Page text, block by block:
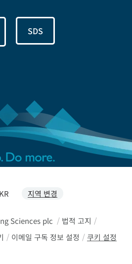
SDS
KR 지역 변경
Sciences plc / 법적 고지 /
/ 이메일 구독 정보 설정 /쿠키 설정